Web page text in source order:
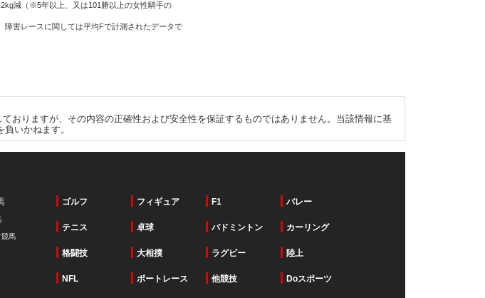
:2kg減（※5年以上、又は101勝以上の女性騎手の
害レースに関しては平均Fで計測されたデータで
おりますが、その内容の正確性および安全性を保証するものではありません。当該情報に基
いかねます。
競馬
ゴルフ フィギュア F1 バレー
テニス 卓球 バドミントン カーリング
格闘技 大相撲 ラグビー 陸上
NFL ボートレース 他競技 Doスポーツ